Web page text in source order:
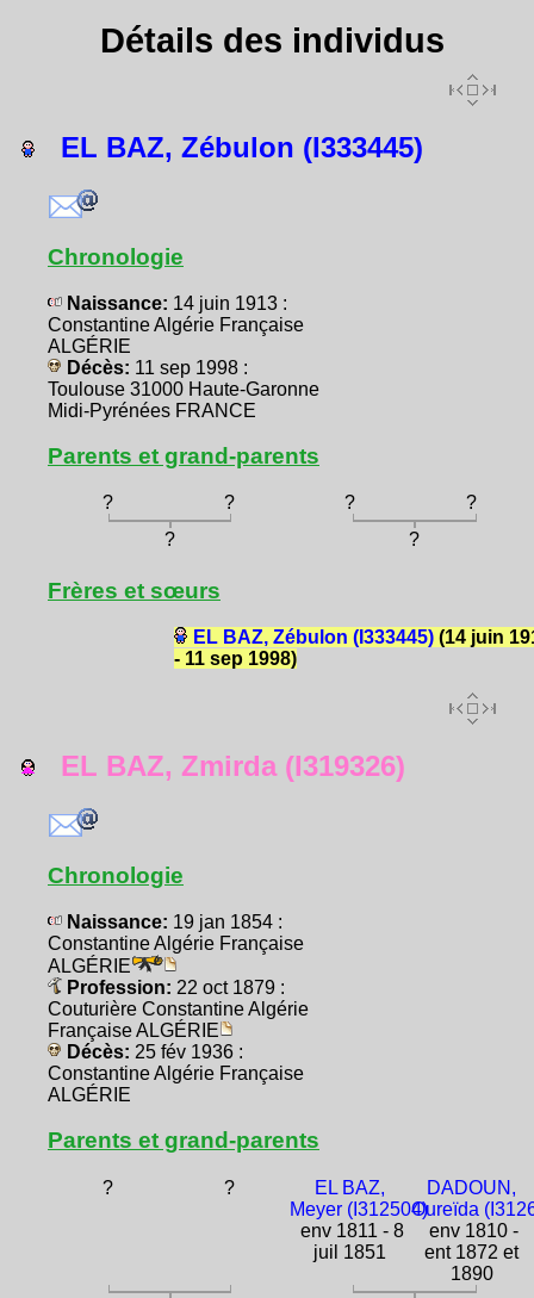
Détails des individus
EL BAZ, Zébulon (I333445)
Chronologie
Naissance: 14 juin 1913 :
Constantine Algérie Française
ALGÉRIE
Décès: 11 sep 1998 :
Toulouse 31000 Haute-Garonne
Midi-Pyrénées FRANCE
Parents et grand-parents
? ? ?
?
?
?
Frères et sœurs
EL BAZ, Zébulon (I333445)(14 juin
- 11 sep 1998)
EL BAZ, Zmirda (I319326)
Chronologie
Naissance: 19 jan 1854 :
Constantine Algérie Française
ALGÉRIE
Profession: 22 oct 1879 :
Couturière Constantine Algérie
Française ALGÉRIE
Décès: 25 fév 1936 :
Constantine Algérie Française
ALGÉRIE
Parents et grand-parents
? ?
EL BAZ,
Meyer (I312504)
env 1811 - 8
juil 1851
DADOUN,
Oureïda
env 1810 -
ent 1872 et
1890